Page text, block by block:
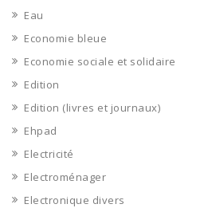
Eau
Economie bleue
Economie sociale et solidaire
Edition
Edition (livres et journaux)
Ehpad
Electricité
Electroménager
Electronique divers